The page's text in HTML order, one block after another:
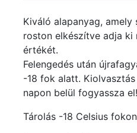
Kiváló alapanyag,
roston elkészítve adja ki
értékét.
Felengedés után
-18 fok alatt.
napon belül fogyassza el!
Tárolás -18 Celsius